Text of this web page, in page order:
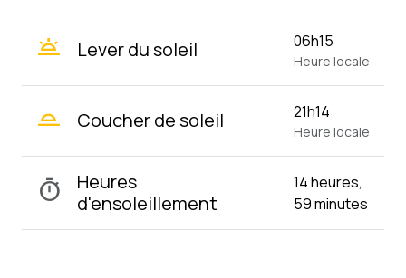
wb_twilight Lever du soleil 06h15
Heure locale
wb_twilight_2 Coucher de soleil 21h14
Heure locale
timer
Heures
d'ensoleillement
14 heures,
59 minutes